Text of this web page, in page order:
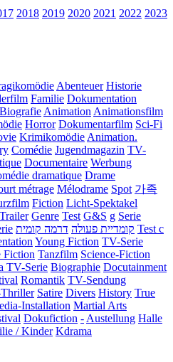
2018 2019 2020 2021 2022 2023
Abenteuer Historie
Familie Dokumentation
Biografie Animation Animationsfilm
Horror Dokumentarfilm Sci-Fi
Krimikomödie Animation.
Comédie Jugendmagazin TV-
Documentaire Werbung
dramatique Drame
métrage Mélodrame Spot 가족
Fiction Licht-Spektakel
Trailer Genre Test G&S g Serie
קומדיית פעולה דרמה קומית
Test c
Young Fiction TV-Serie
Fiction Tanzfilm Science-Fiction
TV-Serie Biographie Docutainment
Romantik TV-Sendung
Satire Divers History True
Installation Martial Arts
Dokufiction - Austellung Halle
/ Kinder Kdrama